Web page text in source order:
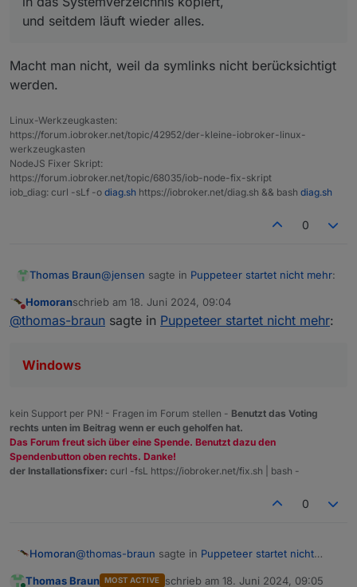
und seitdem läuft wieder alles.
Macht man nicht, weil da symlinks nicht berücksichtigt
werden.
Linux-Werkzeugkasten:
https://forum.iobroker.net/topic/42952/der-kleine-iobroker-linux-
werkzeugkasten
NodeJS Fixer Skript:
https://forum.iobroker.net/topic/68035/iob-node-fix-skript
iob_diag: curl -sLf -o diag.sh https://iobroker.net/diag.sh && bash diag.sh
0
Thomas Braun@jensen sagte in Puppeteer startet nicht mehr:
Dann habe ich die Verzeichnisse überprüft
C:\Users\blablabla.cache\puppeteer
Systemverzeichnis kopiert,
und seitdem läuft wieder alles.
Macht man nicht, weil da symlinks nicht
berücksichtigt werden.
Nicht stören
Homoranschrieb am 18. Juni 2024, 09:04
zuletzt editiert von
@thomas-braun sagte in Puppeteer startet nicht mehr:
Windows
kein Support per PN! - Fragen im Forum stellen - Benutzt das Voting
rechts unten im Beitrag wenn er euch geholfen hat.
Das Forum freut sich über eine Spende. Benutzt dazu den
Spendenbutton oben rechts. Danke!
der Installationsfixer: curl -fsL https://iobroker.net/fix.sh | bash -
0
Homoran@thomas-braun sagte in Puppeteer startet nicht
Thomas Braun MOST ACTIVE schrieb am 18. Juni 2024, 09:05